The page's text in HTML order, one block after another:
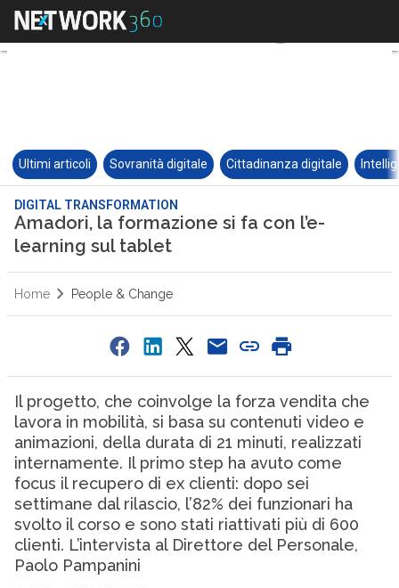
Ultimi articoli Sovranità digitale Cittadinanza digitale
DIGITAL TRANSFORMATION
Amadori, la formazione si fa con l’e-
learning sul tablet
Home People & Change
Il progetto, che coinvolge la forza vendita che
lavora in mobilità, si basa su contenuti video e
animazioni, della durata di 21 minuti, realizzati
internamente. Il primo step ha avuto come
focus il recupero di ex clienti: dopo sei
settimane dal rilascio, l’82% dei funzionari ha
svolto il corso e sono stati riattivati più di 600
clienti. L’intervista al Direttore del Personale,
Paolo Pampanini